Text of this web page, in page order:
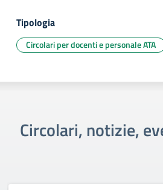
Tipologia
Circolari per docenti e personale ATA
Circolari, notizie,